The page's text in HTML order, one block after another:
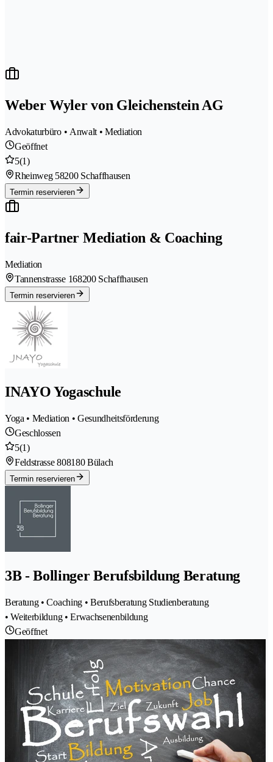
Weber Wyler von Gleichenstein AG
Advokaturbüro • Anwalt • Mediation
Geöffnet
5(1)
Rheinweg 58200 Schaffhausen
Termin reservieren
fair-Partner Mediation & Coaching
Mediation
Tannenstrasse 168200 Schaffhausen
Termin reservieren
INAYO Yogaschule
Yoga • Mediation • Gesundheitsförderung
Geschlossen
5(1)
Feldstrasse 808180 Bülach
Termin reservieren
3B - Bollinger Berufsbildung Beratung
Beratung • Coaching • Berufsberatung Studienberatung
• Weiterbildung • Erwachsenenbildung
Geöffnet